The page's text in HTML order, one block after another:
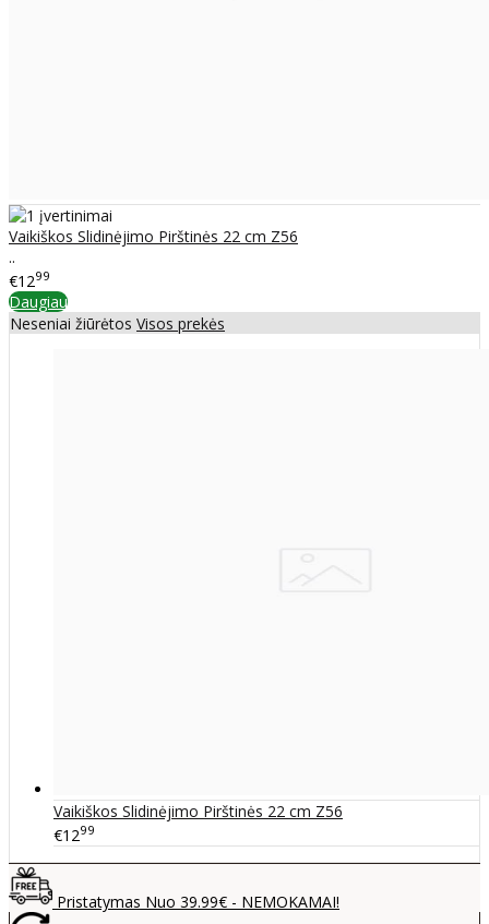
Vaikiškos Slidinėjimo Pirštinės 22 cm Z56
..
€1299
Daugiau
Neseniai žiūrėtos Visos prekės
Vaikiškos Slidinėjimo Pirštinės 22 cm Z56
€1299
Pristatymas Nuo 39.99€ - NEMOKAMAI!